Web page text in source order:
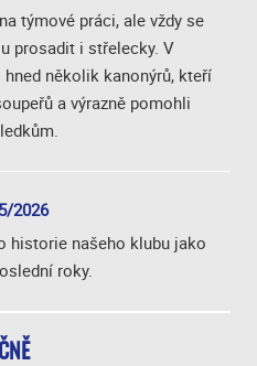
týmové práci, ale vždy se
prosadit i střelecky. V
několik kanonýrů, kteří
a výrazně pomohli
2026
historie našeho klubu jako
roky.